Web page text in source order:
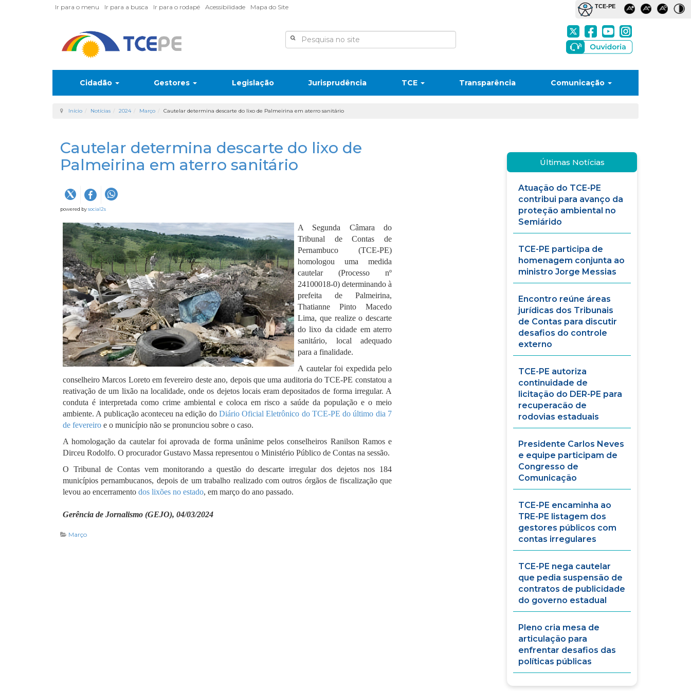
Ir para o menu Ir para a busca Ir para o rodapé Acessibilidade Mapa do Site
Cidadão Gestores Legislação Jurisprudência TCE Transparência Comunicação
Início Notícias 2024 Março Cautelar determina descarte do lixo de Palmeirina em aterro sanitário
Cautelar determina descarte do lixo de
Palmeirina em aterro sanitário
powered bysocial2s
A Segunda Câmara do
Tribunal de Contas de
Pernambuco (TCE-PE)
homologou uma medida
cautelar (Processo nº
24100018-0) determinando à
prefeita de Palmeirina,
Thatianne Pinto Macedo
Lima, que realize o descarte
do lixo da cidade em aterro
sanitário, local adequado
para a finalidade.
A cautelar foi expedida pelo
conselheiro Marcos Loreto em fevereiro deste ano, depois que uma auditoria do TCE-PE constatou a
reativação de um lixão na localidade, onde os dejetos locais eram depositados de forma irregular. A
conduta é interpretada como crime ambiental e coloca em risco a saúde da população e o meio
ambiente. A publicação aconteceu na edição doDiário Oficial Eletrônico do TCE-PE do último dia 7
de fevereiro e o município não se pronunciou sobre o caso.
A homologação da cautelar foi aprovada de forma unânime pelos conselheiros Ranilson Ramos e
Dirceu Rodolfo. O procurador Gustavo Massa representou o Ministério Público de Contas na sessão.
O Tribunal de Contas vem monitorando a questão do descarte irregular dos dejetos nos 184
municípios pernambucanos, depois de um trabalho realizado com outros órgãos de fiscalização que
levou ao encerramento dos lixões no estado, em março do ano passado.
Gerência de Jornalismo (GEJO), 04/03/2024
Março
Últimas Notícias
Atuação do TCE-PE
contribui para avanço da
proteção ambiental no
Semiárido
TCE-PE participa de
homenagem conjunta ao
ministro Jorge Messias
Encontro reúne áreas
jurídicas dos Tribunais
de Contas para discutir
desafios do controle
externo
TCE-PE autoriza
continuidade de
licitação do DER-PE para
recuperacão de
rodovias estaduais
Presidente Carlos Neves
e equipe participam de
Congresso de
Comunicação
TCE-PE encaminha ao
TRE-PE listagem dos
gestores públicos com
contas irregulares
TCE-PE nega cautelar
que pedia suspensão de
contratos de publicidade
do governo estadual
Pleno cria mesa de
articulação para
enfrentar desafios das
políticas públicas